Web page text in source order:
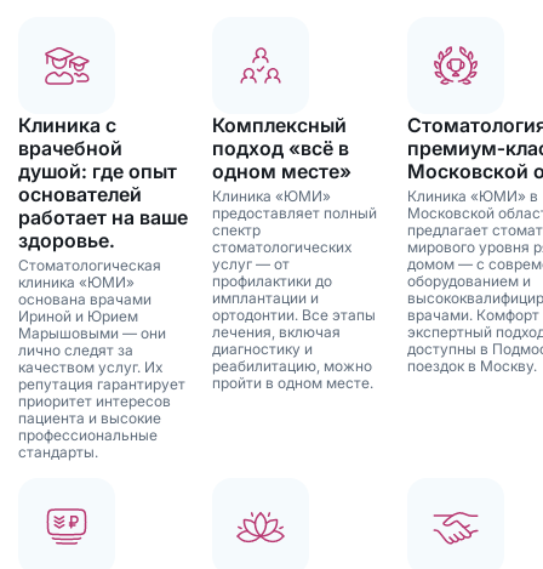
Клиника с
врачебной
душой: где опыт
основателей
работает на ваше
здоровье.
Стоматологическая
клиника «ЮМИ»
основана врачами
Ириной и Юрием
Марышовыми — они
лично следят за
качеством услуг. Их
репутация гарантирует
приоритет интересов
пациента и высокие
профессиональные
стандарты.
Комплексный
подход «всё в
одном месте»
Клиника «ЮМИ»
предоставляет полный
спектр
стоматологических
услуг — от
профилактики до
имплантации и
ортодонтии. Все этапы
лечения, включая
диагностику и
реабилитацию, можно
пройти в одном месте.
Московской
Клиника «ЮМИ» в
Московской
предлагает
мирового уровня
домом — с
оборудованием и
врачами. Комфорт
экспертный
доступны в
поездок в Москву.